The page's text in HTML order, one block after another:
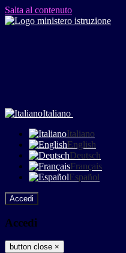
Salta al contenuto
Italiano
Italiano
English
Deutsch
Français
Español
Accedi
Accedi
button close ×